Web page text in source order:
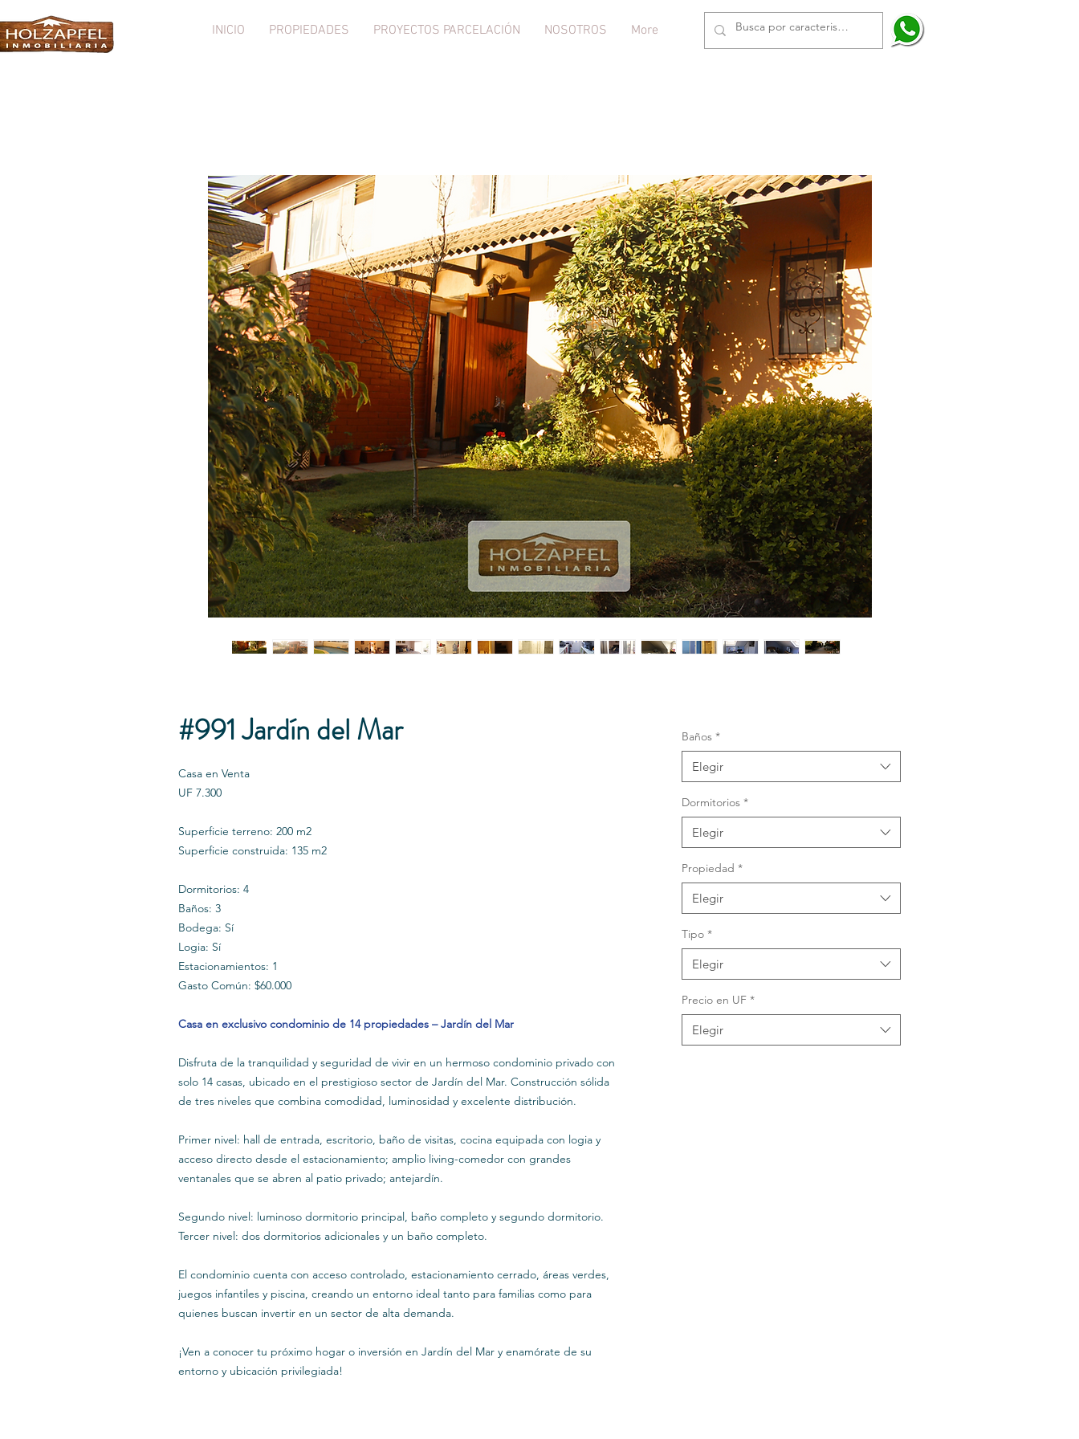
INICIO PROPIEDADES PROYECTOS PARCELACIÓN NOSOTROS More
#991 Jardín del Mar
Casa en Venta
UF 7.300
Superficie terreno: 200 m2
Superficie construida: 135 m2
Dormitorios: 4
Baños: 3
Bodega: Sí
Logia: Sí
Estacionamientos: 1
Gasto Común: $60.000
Casa en exclusivo condominio de 14 propiedades – Jardín del Mar
Disfruta de la tranquilidad y seguridad de vivir en un hermoso condominio privado con
solo 14 casas, ubicado en el prestigioso sector de Jardín del Mar. Construcción sólida
de tres niveles que combina comodidad, luminosidad y excelente distribución.
Primer nivel: hall de entrada, escritorio, baño de visitas, cocina equipada con logia y
acceso directo desde el estacionamiento; amplio living-comedor con grandes
ventanales que se abren al patio privado; antejardín.
Segundo nivel: luminoso dormitorio principal, baño completo y segundo dormitorio.
Tercer nivel: dos dormitorios adicionales y un baño completo.
El condominio cuenta con acceso controlado, estacionamiento cerrado, áreas verdes,
juegos infantiles y piscina, creando un entorno ideal tanto para familias como para
quienes buscan invertir en un sector de alta demanda.
¡Ven a conocer tu próximo hogar o inversión en Jardín del Mar y enamórate de su
entorno y ubicación privilegiada!
Baños *
Elegir
Dormitorios *
Elegir
Propiedad *
Elegir
Tipo *
Elegir
Precio en UF *
Elegir